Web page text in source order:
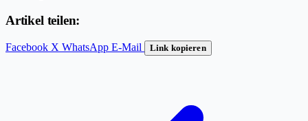
Artikel teilen:
Facebook X WhatsApp E-Mail Link kopieren